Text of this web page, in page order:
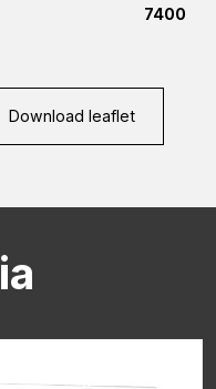
7400
Download leaflet